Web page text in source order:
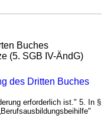
Buches
(5. SGB IV-ÄndG)
des Dritten Buches
erforderlich ist." 5. In §